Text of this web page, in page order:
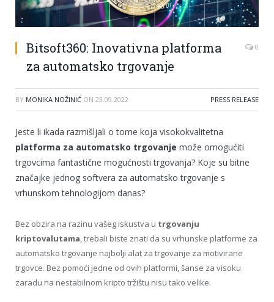
Bitsoft360: Inovativna platforma
za automatsko trgovanje
0
BY MONIKA NOŽINIĆ ON 23.09.2022 PRESS RELEASE
Jeste li ikada razmišljali o tome koja visokokvalitetna
platforma za automatsko trgovanje može omogućiti
trgovcima fantastične mogućnosti trgovanja? Koje su bitne
značajke jednog softvera za automatsko trgovanje s
vrhunskom tehnologijom danas?
Bez obzira na razinu vašeg iskustva u trgovanju
kriptovalutama, trebali biste znati da su vrhunske platforme za
automatsko trgovanje najbolji alat za trgovanje za motivirane
trgovce. Bez pomoći jedne od ovih platformi, šanse za visoku
zaradu na nestabilnom kripto tržištu nisu tako velike.